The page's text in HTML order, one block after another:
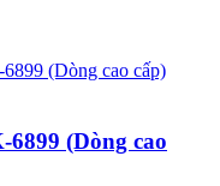
6899 (Dòng cao